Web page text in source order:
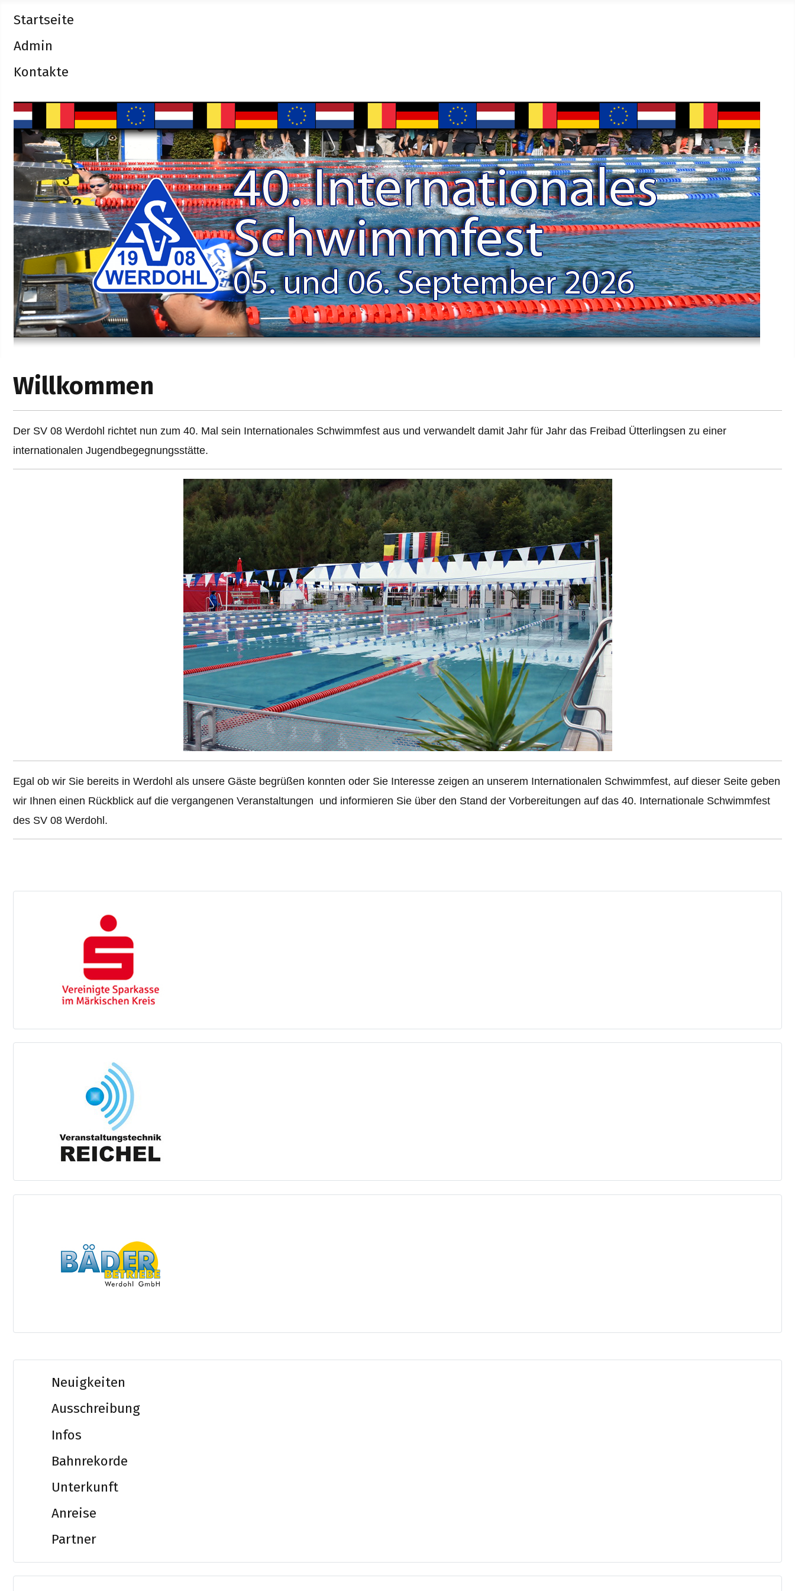
Startseite
Admin
Kontakte
Neuigkeiten
Ausschreibung
Infos
Bahnrekorde
Unterkunft
Anreise
Partner
Willkommen
Der SV 08 Werdohl richtet nun zum 40. Mal sein Internationales Schwimmfest aus und verwandelt damit Jahr für Jahr das Freibad Ütterlingsen zu einer
internationalen Jugendbegegnungsstätte.
Egal ob wir Sie bereits in Werdohl als unsere Gäste begrüßen konnten oder Sie Interesse zeigen an unserem Internationalen Schwimmfest, auf dieser Seite geben
wir Ihnen einen Rückblick auf die vergangenen Veranstaltungen und informieren Sie über den Stand der Vorbereitungen auf das 40. Internationale Schwimmfest
des SV 08 Werdohl.